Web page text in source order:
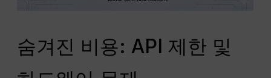
숨겨진 비용: API 제한 및